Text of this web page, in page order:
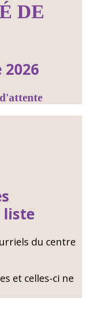
DE
liste
du centre
et celles-ci ne